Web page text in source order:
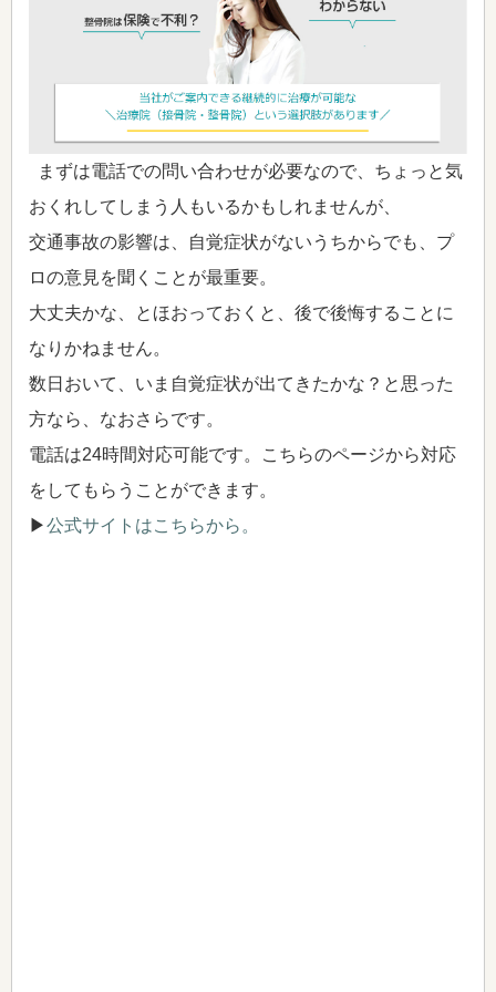
まずは電話での問い合わせが必要なので、ちょっと気
おくれしてしまう人もいるかもしれませんが、
交通事故の影響は、自覚症状がないうちからでも、プ
ロの意見を聞くことが最重要。
大丈夫かな、とほおっておくと、後で後悔することに
なりかねません。
数日おいて、いま自覚症状が出てきたかな？と思った
方なら、なおさらです。
電話は24時間対応可能です。こちらのページから対応
をしてもらうことができます。
▶公式サイトはこちらから。